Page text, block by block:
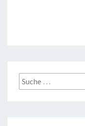
Suche
nach: